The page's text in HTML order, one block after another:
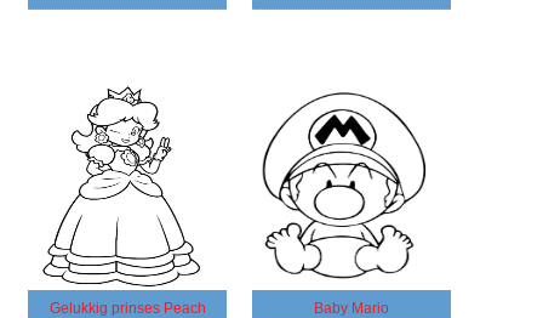
Gelukkig prinses Peach Baby Mario